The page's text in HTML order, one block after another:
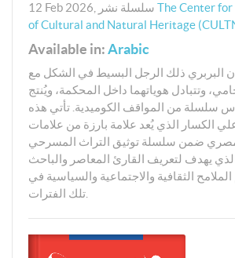
12 Feb 2026 سلسلة نشر The Center
of Cultural and Natural Heritage
Available in:Arabic
البربري ذلك الرجل البسيط في الشكل مع
وتتبادل هوياتهما داخل المحكمة، ويُنتج
سلسلة من المواقف الكوميدية. تأتي هذه
علي الكسار الذي يُعد علامة بارزة من علامات
ضمن سلسلة توثيق التراث المسرحي
يهدف لتعريف القارئ المعاصر والباحث
الثقافية والاجتماعية والسياسية في